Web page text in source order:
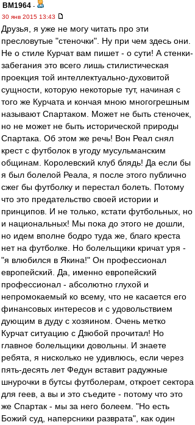
BM1964 -
30 янв 2015 13:43
Друзья, я уже не могу читать про эти
пресловутые "стеночки". Ну при чем здесь они.
Не о стиле Курчат вам пишет - о сути! А стенки-
забегания это всего лишь стилистическая
проекция той интеллектуально-духовитой
сущности, которую некоторые тут, начиная с
того же Курчата и кончая мною многогрешным
называют Спартаком. Может не быть стеночек,
но не может не быть исторической природы
Спартака. Об этом же речь! Вон Реал снял
крест с футболок в угоду мусульманским
общинам. Королевский клуб блядь! Да если бы
я был болелой Реала, я после этого публично
сжег бы футболку и перестал болеть. Потому
что это предательство своей истории и
принципов. И не только, кстати футбольных, но
и национальных! Мы пока до этого не дошли,
но идем вполне бодро туда же, благо креста
нет на футболке. Но болельщики кричат уря -
"я влюбился в Якина!" Он профессионал
европейский. Да, именно европейский
профессионал - абсолютно глухой и
непромокаемый ко всему, что не касается его
финансовых интересов и с удовольствием
дующим в дуду с хозяином. Очень метко
Курчат ситуацию с Дзюбой прочитал! Но
главное болельщики довольны. И знаете
ребята, я нисколько не удивлюсь, если через
пять-десять лет Федун вставит радужные
шнурочки в бутсы футболерам, откроет сектора
для геев, а вы и это съедите - потому что это
же Спартак - мы за него болеем. "Но есть
Божий суд, наперсники разврата", как один